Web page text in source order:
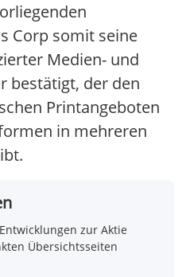
Corp somit seine
Medien- und
bestätigt, der den
Printangeboten
in mehreren
zur Aktie
Übersichtsseiten